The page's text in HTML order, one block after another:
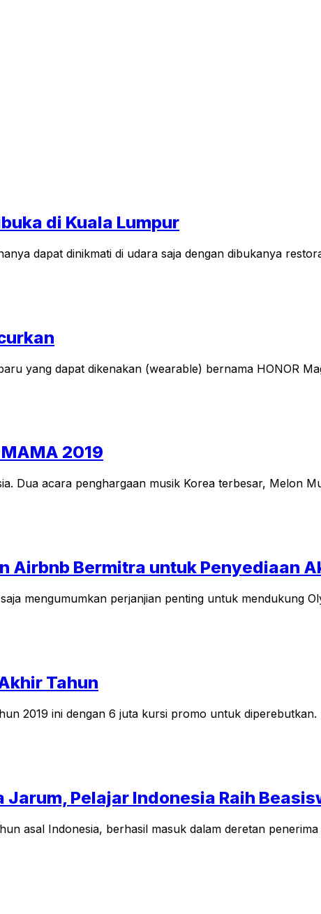
di Kuala Lumpur
dapat dinikmati di udara saja dengan dibukanya
yang dapat dikenakan (wearable) bernama HONOR
2019
Dua acara penghargaan musik Korea terbesar, Melon
Airbnb Bermitra untuk Penyediaan
mengumumkan perjanjian penting untuk mendukung
Tahun
2019 ini dengan 6 juta kursi promo untuk
Pelajar Indonesia Raih
asal Indonesia, berhasil masuk dalam deretan